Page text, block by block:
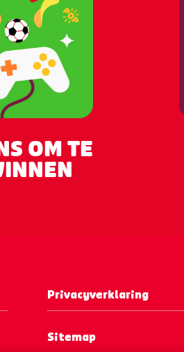
OM TE
Privacyverklaring
Sitemap